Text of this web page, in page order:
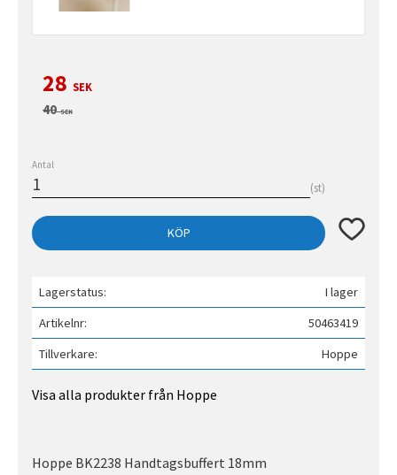
Nedsatt pris:
28 SEK
Ordinarie pris:
40SEK
Antal
st
KÖP Lägg till
Lagerstatus
I lager
Artikelnr
50463419
Tillverkare
Hoppe
Visa alla produkter från Hoppe
Hoppe BK2238 Handtagsbuffert 18mm